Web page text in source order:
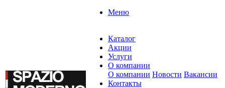
Меню
Каталог
Акции
Услуги
О компании
О компании Новости Вакансии
Контакты